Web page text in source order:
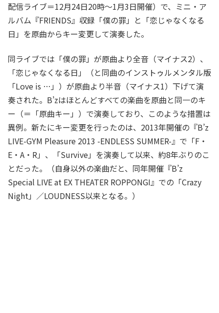
配信ライブ＝12月24日20時～1月3日開催）で、ミニ・ア
ルバム『FRIENDS』収録「僕の罪」と「恋じゃなくなる
日」を原曲からキー変更して演奏した。
同ライブでは「僕の罪」が原曲より全音（マイナス2）、
「恋じゃなくなる日」（と同曲のインストゥルメンタル版
「Love is …」）が原曲より半音（マイナス1）下げて演
奏された。B’zはほとんどすべての楽曲を原曲と同一のキ
ー（＝「原曲キー」）で演奏しており、このような措置は
異例。新たにキー変更を行ったのは、2013年開催の『B’z
LIVE-GYM Pleasure 2013 -ENDLESS SUMMER-』で「F・
E・A・R」、「Survive」を演奏して以来、約8年ぶりのこ
とだった。（自身以外の楽曲だと、同年開催『B’z
Special LIVE at EX THEATER ROPPONGI』での「Crazy
Night」／LOUDNESS以来となる。）